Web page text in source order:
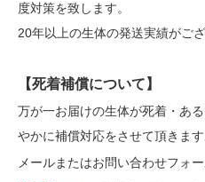
度対策を致します。
20年以上の生体の発送実績がご
【死着補償について】
万が一お届けの生体が死着・あ
やかに補償対応をさせて頂きます
メールまたはお問い合わせフォ